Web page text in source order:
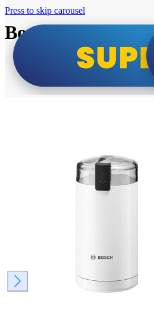
Bosch super cene
Press to skip carousel